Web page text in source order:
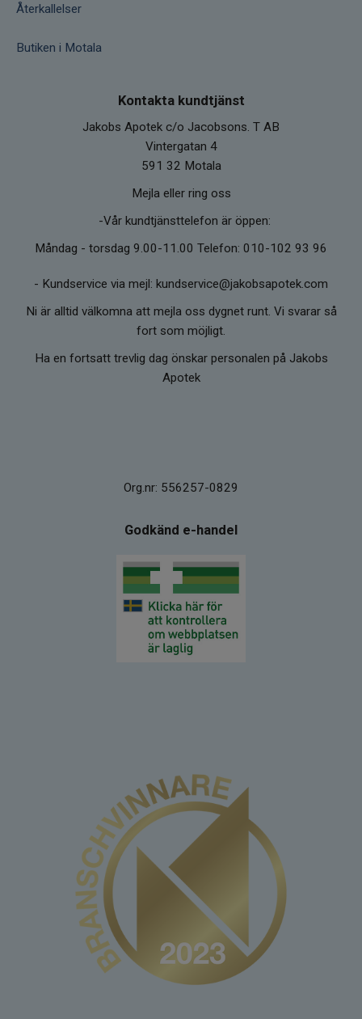
Återkallelser
Butiken i Motala
Kontakta kundtjänst
Jakobs Apotek c/o Jacobsons. T AB
Vintergatan 4
591 32 Motala
Mejla eller ring oss
-Vår kundtjänsttelefon är öppen:
Måndag - torsdag 9.00-11.00 Telefon: 010-102 93 96
- Kundservice via mejl: kundservice@jakobsapotek.com
Ni är alltid välkomna att mejla oss dygnet runt. Vi svarar så
fort som möjligt.
Ha en fortsatt trevlig dag önskar personalen på Jakobs
Apotek
Org.nr: 556257-0829
Godkänd e-handel